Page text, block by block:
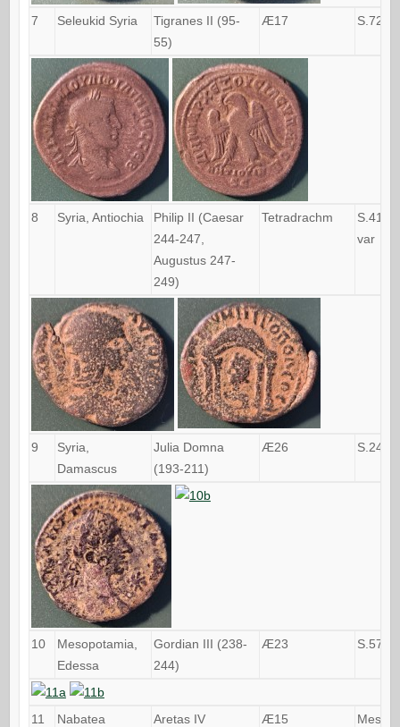
7 Seleukid Syria
Tigranes II (95-
55)
Æ17 S.7208
8 Syria, Antiochia
Philip II (Caesar
244-247,
Augustus 247-
249)
Tetradrachm
S.4145
var
9
Syria,
Damascus
Julia Domna
(193-211)
Æ26 S.2452
10
Mesopotamia,
Edessa
Gordian III (238-
244)
Æ23 S.5765
11 Nabatea
Aretas IV
Æ15 Mesh